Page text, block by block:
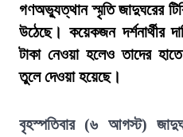
গণঅভ্যুত্থান স্মৃতি জাদুঘরের
উঠেছে। কয়েকজন দর্শনার্থীর
টাকা নেওয়া হলেও তাদের
তুলে দেওয়া হয়েছে।
বৃহস্পতিবার (৬ আগস্ট)